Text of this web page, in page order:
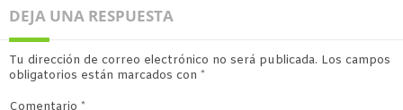
DEJA UNA RESPUESTA
Tu dirección de correo electrónico no será publicada. Los campos
obligatorios están marcados con *
Comentario *